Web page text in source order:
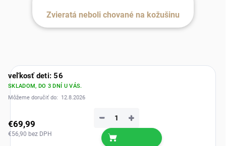
Zvieratá neboli chované na kožušinu
veľkosť deti: 56
SKLADOM, DO 3 DNÍ U VÁS.
Môžeme doručiť do:
12.8.2026
€69,99
€56,90 bez DPH
+
−